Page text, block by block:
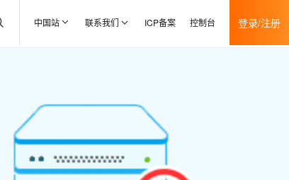
中国站 联系我们 ICP备案 控制台 登录/注册